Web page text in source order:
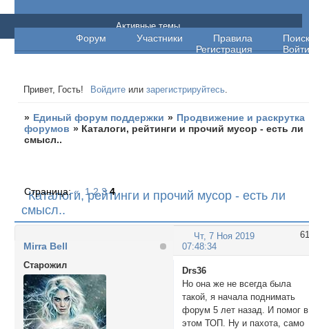
Единый форум поддержки
Форум Участники Правила
Поиск
Регистрация
Войти
Активные темы
Привет, Гость! Войдите илизарегистрируйтесь.
» Единый форум поддержки » Продвижение и раскрутка
форумов » Каталоги, рейтинги и прочий мусор - есть ли
смысл..
Каталоги, рейтинги и прочий мусор - есть ли
смысл..
Страница:« 1 2 3 4
61
Чт, 7 Ноя 2019
07:48:34
Mirra Bell
Cтарожил
Drs36
Но она же не всегда была
такой, я начала поднимать
форум 5 лет назад. И помог в
этом ТОП. Ну и пахота, само